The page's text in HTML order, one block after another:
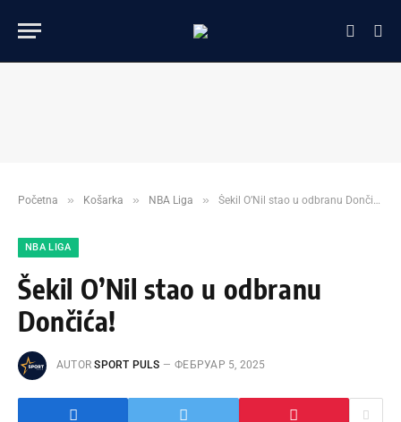
Početna » Košarka » NBA Liga » Šekil O’Nil stao u odbranu Dončića!
NBA LIGA
Šekil O’Nil stao u odbranu
Dončića!
AUTOR SPORT PULS ФЕБРУАР 5, 2025